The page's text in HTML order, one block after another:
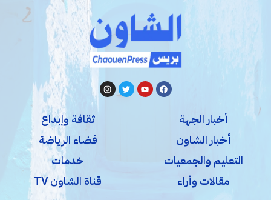
أخبار الجهة
أخبار الشاون
التعليم والجمعيات
مقالات وأراء
ثقافة وإبداع
فضاء الرياضة
خدمات
قناة الشاون TV